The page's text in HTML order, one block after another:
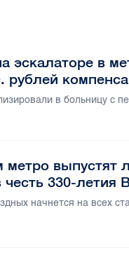
эскалаторе в
рублей
в больницу с
метро выпустят
330-летия
начнется на всех